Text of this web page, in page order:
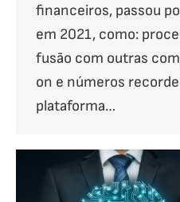
financeiros, passou
em 2021, como:
fusão com outras
on e números
plataforma…